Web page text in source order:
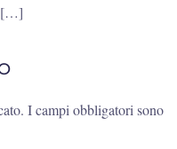
[…]
I campi obbligatori sono